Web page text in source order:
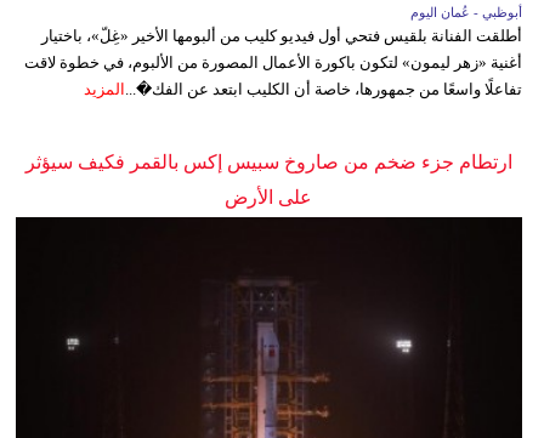
أبوظبي - عُمان اليوم
أطلقت الفنانة بلقيس فتحي أول فيديو كليب من ألبومها الأخير «غِلّ»، باختيار
أغنية «زهر ليمون» لتكون باكورة الأعمال المصورة من الألبوم، في خطوة لاقت
تفاعلًا واسعًا من جمهورها، خاصة أن الكليب ابتعد عن الفك�...
المزيد
ارتطام جزء ضخم من صاروخ سبيس إكس بالقمر فكيف سيؤثر
على الأرض